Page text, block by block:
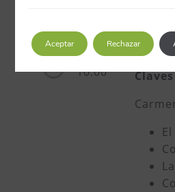
10:00
Aceptar Rechazar